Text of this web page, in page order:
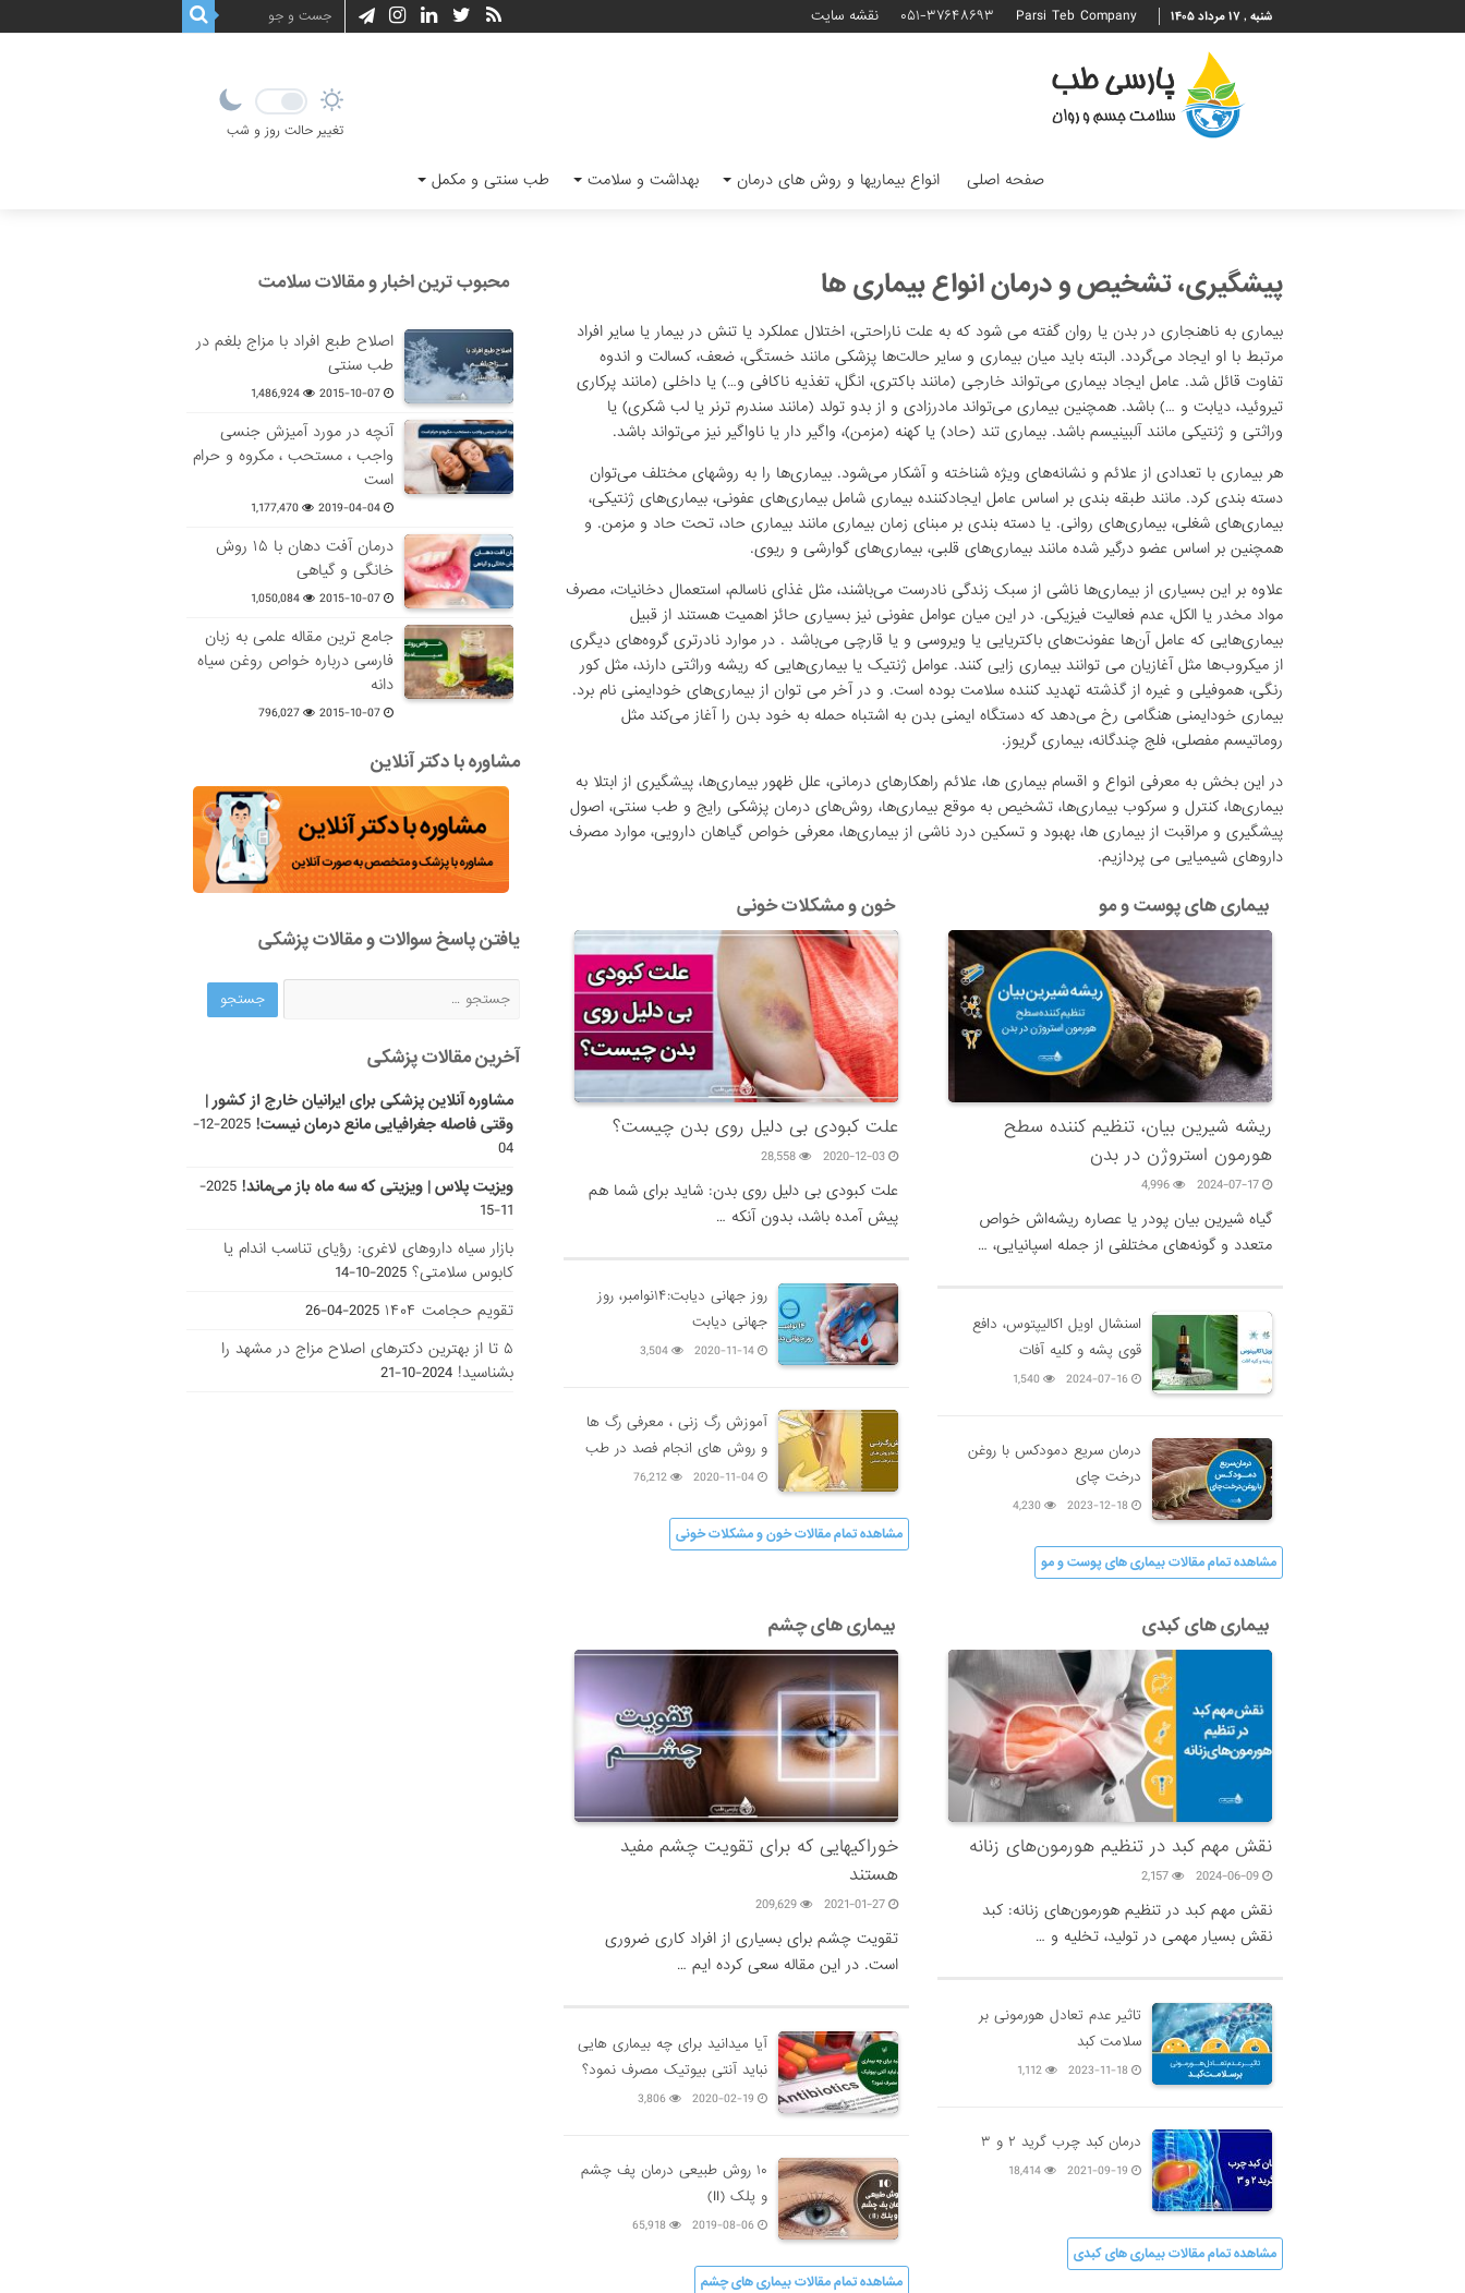
شنبه , ۱۷ مرداد ۱۴۰۵ Parsi Teb Company ۰۵۱-۳۷۶۴۸۶۹۳ نقشه سایت
تغییر حالت روز و شب
صفحه اصلی انواع بیماریها و روش های درمان بهداشت و سلامت طب سنتی و مکمل
پیشگیری، تشخیص و درمان انواع بیماری ها
بیماری به ناهنجاری در بدن یا روان گفته می شود که به علت ناراحتی، اختلال عملکرد یا تنش در بیمار یا سایر افراد
مرتبط با او ایجاد می‌گردد. البته باید میان بیماری و سایر حالت‌ها پزشکی مانند خستگی، ضعف، کسالت و اندوه
تفاوت قائل شد. عامل ایجاد بیماری می‌تواند خارجی (مانند باکتری، انگل، تغذیه ناکافی و…) یا داخلی (مانند پرکاری
تیروئید، دیابت و …) باشد. همچنین بیماری می‌تواند مادرزادی و از بدو تولد (مانند سندرم ترنر یا لب شکری) یا
وراثتی و ژنتیکی مانند آلبینیسم باشد. بیماری تند (حاد) یا کهنه (مزمن)، واگیر دار یا ناواگیر نیز می‌تواند باشد.
هر بیماری با تعدادی از علائم و نشانه‌های ویژه شناخته و آشکار می‌شود. بیماری‌ها را به روشهای مختلف می‌توان
دسته بندی کرد. مانند طبقه بندی بر اساس عامل ایجادکننده بیماری شامل بیماری‌های عفونی، بیماری‌های ژنتیکی،
بیماری‌های شغلی، بیماری‌های روانی. یا دسته بندی بر مبنای زمان بیماری مانند بیماری حاد، تحت حاد و مزمن. و
همچنین بر اساس عضو درگیر شده مانند بیماری‌های قلبی، بیماری‌های گوارشی و ریوی.
علاوه بر این بسیاری از بیماری‌ها ناشی از سبک زندگی نادرست می‌باشند، مثل غذای ناسالم، استعمال دخانیات، مصرف
مواد مخدر یا الکل، عدم فعالیت فیزیکی. در این میان عوامل عفونی نیز بسیاری حائز اهمیت هستند از قبیل
بیماری‌هایی که عامل آن‌ها عفونت‌های باکتریایی یا ویروسی و یا قارچی می‌باشد . در موارد نادرتری گروه‌های دیگری
از میکروب‌ها مثل آغازیان می توانند بیماری زایی کنند. عوامل ژنتیک یا بیماری‌هایی که ریشه وراثتی دارند، مثل کور
رنگی، هموفیلی و غیره از گذشته تهدید کننده سلامت بوده است. و در آخر می توان از بیماری‌های خودایمنی نام برد.
بیماری خودایمنی هنگامی رخ می‌دهد که دستگاه ایمنی بدن به اشتباه حمله به خود بدن را آغاز می‌کند مثل
روماتیسم مفصلی، فلج چندگانه، بیماری گریوز.
در این بخش به معرفی انواع و اقسام بیماری ها، علائم راهکارهای درمانی، علل ظهور بیماری‌ها، پیشگیری از ابتلا به
بیماری‌ها، کنترل و سرکوب بیماری‌ها، تشخیص به موقع بیماری‌ها، روش‌های درمان پزشکی رایج و طب سنتی، اصول
پیشگیری و مراقبت از بیماری ها، بهبود و تسکین درد ناشی از بیماری‌ها، معرفی خواص گیاهان دارویی، موارد مصرف
داروهای شیمیایی می پردازیم.
خون و مشکلات خونی
علت کبودی بی دلیل روی بدن چیست؟
2020-12-03
28,558
علت کبودی بی دلیل روی بدن: شاید برای شما هم
پیش آمده باشد، بدون آنکه …
روز جهانی دیابت:۱۴نوامبر، روز
جهانی دیابت
2020-11-14
3,504
آموزش رگ زنی ، معرفی رگ ها
و روش های انجام فصد در طب
سنتی2020-11-04
76,212
مشاهده تمام مقالات خون و مشکلات خونی
بیماری های پوست و مو
ریشه شیرین بیان، تنظیم کننده سطح
هورمون استروژن در بدن
2024-07-17
4,996
گیاه شیرین بیان پودر یا عصاره ریشه‌اش خواص
متعدد و گونه‌های مختلفی از جمله اسپانیایی، …
اسنشال اویل اکالیپتوس، دافع
قوی پشه و کلیه آفات
2024-07-16
1,540
درمان سریع دمودکس با روغن
درخت چای
2023-12-18
4,230
مشاهده تمام مقالات بیماری های پوست و مو
بیماری های چشم
خوراکیهایی که برای تقویت چشم مفید
هستند
2021-01-27
209,629
تقویت چشم برای بسیاری از افراد کاری ضروری
است. در این مقاله سعی کرده ایم …
آیا میدانید برای چه بیماری هایی
نباید آنتی بیوتیک مصرف نمود؟
2020-02-19
3,806
۱۰ روش طبیعی درمان پف چشم
و پلک (II)
2019-08-06
65,918
مشاهده تمام مقالات بیماری های چشم
بیماری های کبدی
نقش مهم کبد در تنظیم هورمون‌های زنانه
2024-06-09
2,157
نقش مهم کبد در تنظیم هورمون‌های زنانه: کبد
نقش بسیار مهمی در تولید، تخلیه و …
تاثیر عدم تعادل هورمونی بر
سلامت کبد
2023-11-18
1,112
درمان کبد چرب گرید ۲ و ۳
2021-09-19
18,414
مشاهده تمام مقالات بیماری های کبدی
محبوب ترین اخبار و مقالات سلامت
اصلاح طبع افراد با مزاج بلغم در
طب سنتی
2015-10-07
1,486,924
آنچه در مورد آمیزش جنسی
واجب ، مستحب ، مکروه و حرام
است
2019-04-04
1,177,470
درمان آفت دهان با ۱۵ روش
خانگی و گیاهی
2015-10-07
1,050,084
جامع ترین مقاله علمی به زبان
فارسی درباره خواص روغن سیاه
دانه
2015-10-07
796,027
مشاوره با دکتر آنلاین
یافتن پاسخ سوالات و مقالات پزشکی
آخرین مقالات پزشکی
مشاوره آنلاین پزشکی برای ایرانیان خارج از کشور |
وقتی فاصله جغرافیایی مانع درمان نیست!
2025-12-
04
ویزیت پلاس | ویزیتی که سه ماه باز می‌ماند!
2025-
11-15
بازار سیاه داروهای لاغری: رؤیای تناسب اندام یا
کابوس سلامتی؟ 2025-10-14
تقویم حجامت ۱۴۰۴
2025-04-26
۵ تا از بهترین دکتر‌های اصلاح مزاج در مشهد را
بشناسید! 2024-10-21